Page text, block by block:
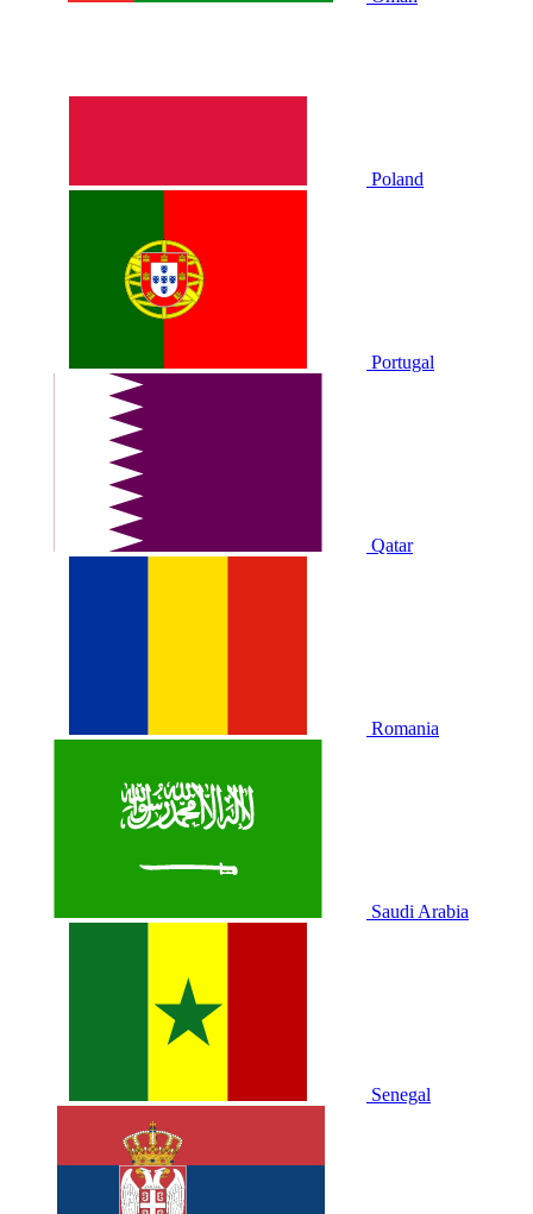
Poland
Portugal
Qatar
Romania
Saudi Arabia
Senegal